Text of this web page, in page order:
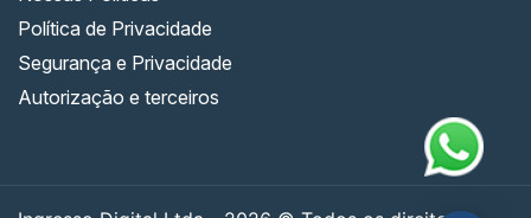
Política de Privacidade
Segurança e Privacidade
Autorização e terceiros